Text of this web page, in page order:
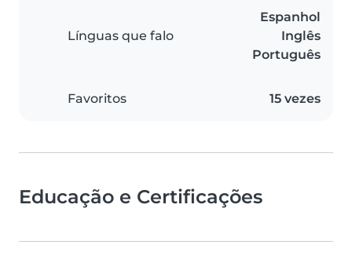
Línguas que falo
Espanhol
Inglês
Português
Favoritos 15 vezes
Educação e Certificações